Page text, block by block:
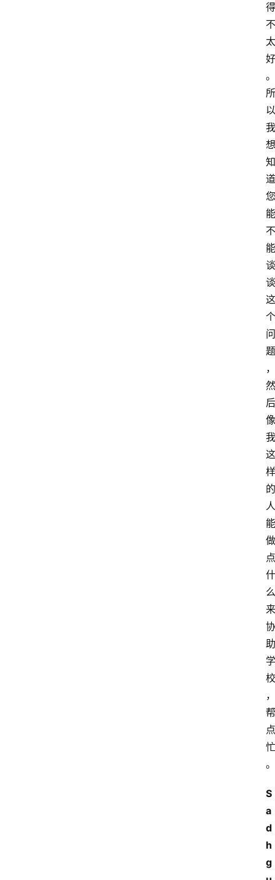
得
不
太
好
。
所
以
我
想
知
道
您
能
不
能
谈
谈
这
个
问
题
，
然
后
像
我
这
样
的
人
能
做
点
什
么
来
协
助
学
校
，
帮
点
忙
。
S
a
d
h
g